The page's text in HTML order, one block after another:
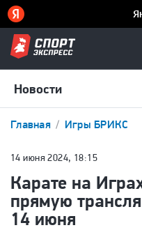
Новости
Главная Игры БРИКС
14 июня 2024, 18:15
Карате на
прямую
14 июня